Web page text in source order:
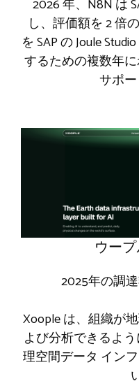
2026 年、N8N は
し、評価額を 2 倍
を SAP の Joule
するための複数年
サポー
ウー
2025年の調
Xoople は、組織が
よび分析できるよ
理空間データ イン